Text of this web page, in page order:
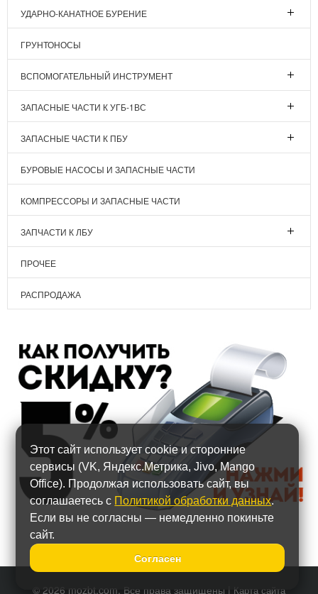
УДАРНО-КАНАТНОЕ БУРЕНИЕ
ГРУНТОНОСЫ
ВСПОМОГАТЕЛЬНЫЙ ИНСТРУМЕНТ
ЗАПАСНЫЕ ЧАСТИ К УГБ-1ВС
ЗАПАСНЫЕ ЧАСТИ К ПБУ
БУРОВЫЕ НАСОСЫ И ЗАПАСНЫЕ ЧАСТИ
КОМПРЕССОРЫ И ЗАПАСНЫЕ ЧАСТИ
ЗАПЧАСТИ К ЛБУ
ПРОЧЕЕ
РАСПРОДАЖА
© 2026 mozbt.com. Все права защищены | Карта сайта
Этот сайт использует cookie и сторонние
сервисы (VK, Яндекс.Метрика, Jivo, Mango
Office). Продолжая использовать сайт, вы
соглашаетесь с Политикой обработки данных.
Если вы не согласны — немедленно покиньте
сайт.
Согласен